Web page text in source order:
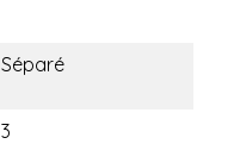
Séparé
3